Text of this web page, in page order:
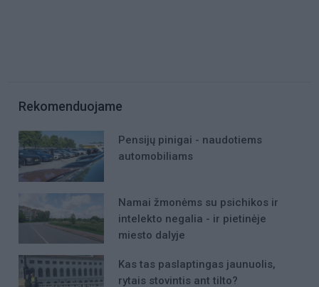
Rekomenduojame
Pensijų pinigai - naudotiems
automobiliams
Namai žmonėms su psichikos ir
intelekto negalia - ir pietinėje
miesto dalyje
Kas tas paslaptingas jaunuolis,
rytais stovintis ant tilto?